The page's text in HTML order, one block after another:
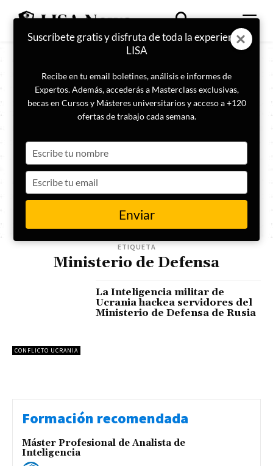
ETIQUETA
Ministerio de Defensa
CONFLICTO UCRANIA
La Inteligencia militar de
Ucrania hackea servidores del
Ministerio de Defensa de Rusia
Formación recomendada
Máster Profesional de Analista de
Inteligencia
Suscríbete gratis y disfruta de toda la experiencia
LISA
Recibe en tu email boletines, análisis e informes de
Expertos. Además, accederás a Masterclass exclusivas,
becas en Cursos y Másteres universitarios y acceso a +120
ofertas de trabajo cada semana.
your
name
your
email
Enviar